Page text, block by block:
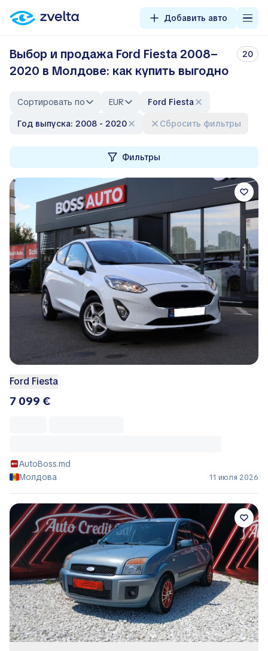
Добавить авто
Выбор и продажа Ford Fiesta 2008–
2020 в Молдове: как купить выгодно
20
Сортировать по EUR
Ford Fiesta
Год выпуска: 2008 - 2020
Сбросить фильтры
Фильтры
Ford Fiesta
7 099 €
AutoBoss.md
Молдова
11 июля 2026